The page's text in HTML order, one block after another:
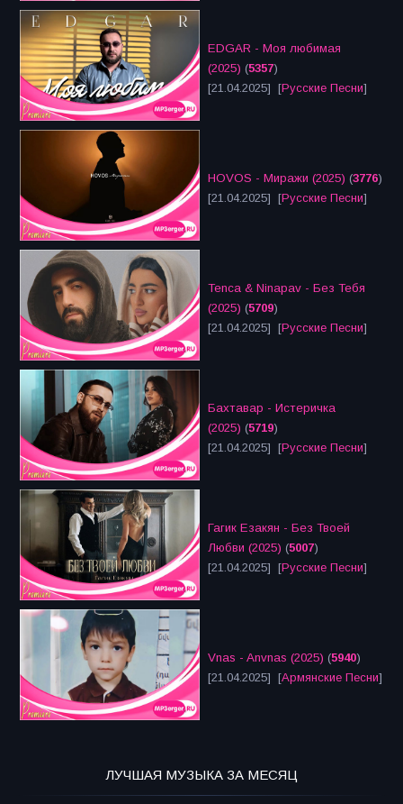
EDGAR - Моя любимая
(2025) (5357)
[21.04.2025] [Русские Песни]
HOVOS - Миражи (2025) (3776)
[21.04.2025] [Русские Песни]
Tenca & Ninapav - Без Тебя
(2025) (5709)
[21.04.2025] [Русские Песни]
Бахтавар - Истеричка
(2025) (5719)
[21.04.2025] [Русские Песни]
Гагик Езакян - Без Твоей
Любви (2025) (5007)
[21.04.2025] [Русские Песни]
Vnas - Anvnas (2025) (5940)
[21.04.2025] [Армянские Песни]
ЛУЧШАЯ МУЗЫКА ЗА МЕСЯЦ